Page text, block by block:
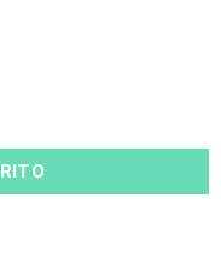
cantidad